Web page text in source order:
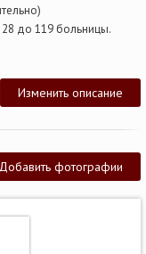
до 119 больницы.
Изменить описание
Добавить фотографии